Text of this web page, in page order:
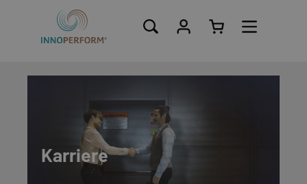
springen
Karriere